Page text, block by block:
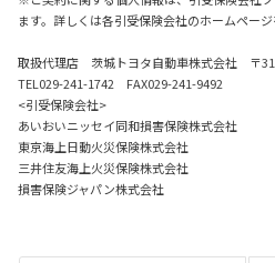
ます。詳しくは各引受保険会社のホームページ
取扱代理店 茨城トヨタ自動車株式会社 〒
TEL029-241-1742 FAX029-241-9492
<引受保険会社>
あいおいニッセイ同和損害保険株式会社
東京海上日動火災保険株式会社
三井住友海上火災保険株式会社
損害保険ジャパン株式会社